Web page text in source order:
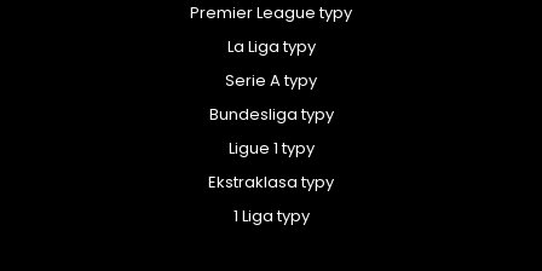
Premier League typy
La Liga typy
Serie A typy
Bundesliga typy
Ligue 1 typy
Ekstraklasa typy
1 Liga typy